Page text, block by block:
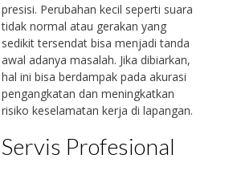
presisi. Perubahan kecil seperti suara
tidak normal atau gerakan yang
sedikit tersendat bisa menjadi tanda
awal adanya masalah. Jika dibiarkan,
hal ini bisa berdampak pada akurasi
pengangkatan dan meningkatkan
risiko keselamatan kerja di lapangan.
Servis Profesional